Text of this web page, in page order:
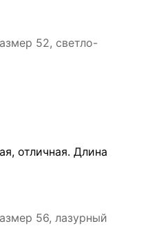
52, светло-
отличная. Длина
56, лазурный